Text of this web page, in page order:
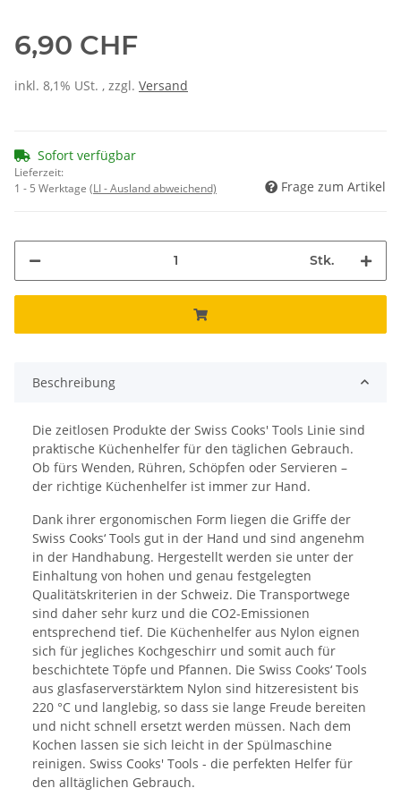
6,90 CHF
inkl. 8,1% USt. , zzgl. Versand
Sofort verfügbar
Lieferzeit:
1 - 5 Werktage (LI - Ausland abweichend) Frage zum Artikel
Stk.
Beschreibung
Die zeitlosen Produkte der Swiss Cooks' Tools Linie sind
praktische Küchenhelfer für den täglichen Gebrauch.
Ob fürs Wenden, Rühren, Schöpfen oder Servieren –
der richtige Küchenhelfer ist immer zur Hand.
Dank ihrer ergonomischen Form liegen die Griffe der
Swiss Cooks‘ Tools gut in der Hand und sind angenehm
in der Handhabung. Hergestellt werden sie unter der
Einhaltung von hohen und genau festgelegten
Qualitätskriterien in der Schweiz. Die Transportwege
sind daher sehr kurz und die CO2-Emissionen
entsprechend tief. Die Küchenhelfer aus Nylon eignen
sich für jegliches Kochgeschirr und somit auch für
beschichtete Töpfe und Pfannen. Die Swiss Cooks‘ Tools
aus glasfaserverstärktem Nylon sind hitzeresistent bis
220 °C und langlebig, so dass sie lange Freude bereiten
und nicht schnell ersetzt werden müssen. Nach dem
Kochen lassen sie sich leicht in der Spülmaschine
reinigen. Swiss Cooks' Tools - die perfekten Helfer für
den alltäglichen Gebrauch.